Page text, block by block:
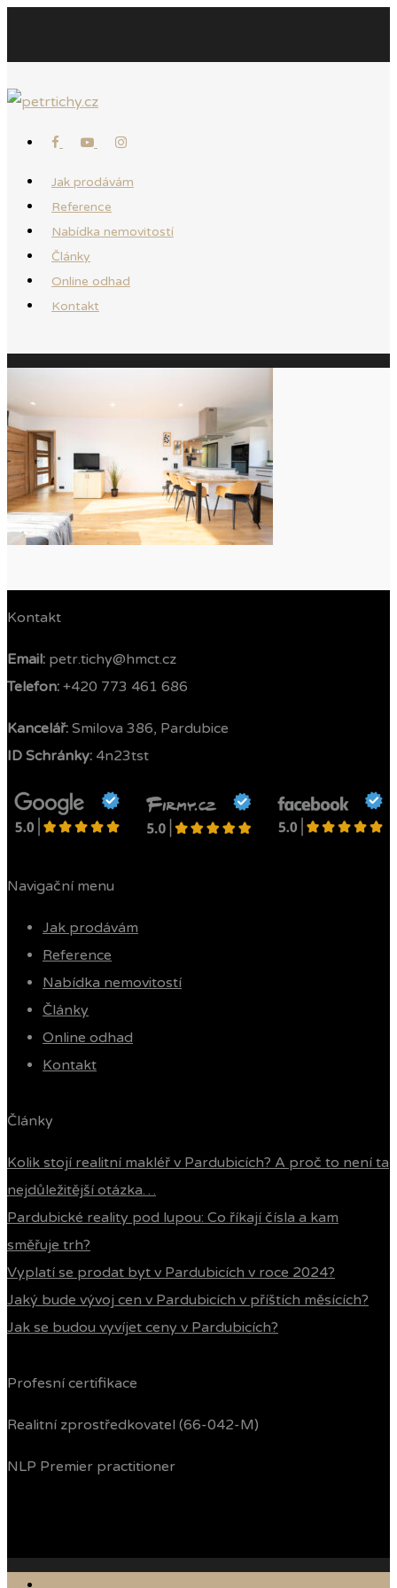
Jak prodávám
Reference
Nabídka nemovitostí
Články
Online odhad
Kontakt
Kontakt
Email: petr.tichy@hmct.cz
Telefon: ‭ +420 773 461 686‬
Kancelář: Smilova 386, Pardubice
ID Schránky: 4n23tst
Navigační menu
Jak prodávám
Reference
Nabídka nemovitostí
Články
Online odhad
Kontakt
Články
Kolik stojí realitní makléř v Pardubicích? A proč to není ta
nejdůležitější otázka…
Pardubické reality pod lupou: Co říkají čísla a kam
směřuje trh?
Vyplatí se prodat byt v Pardubicích v roce 2024?
Jaký bude vývoj cen v Pardubicích v příštích měsících?
Jak se budou vyvíjet ceny v Pardubicích?
Profesní certifikace
Realitní zprostředkovatel (66-042-M)
NLP Premier practitioner